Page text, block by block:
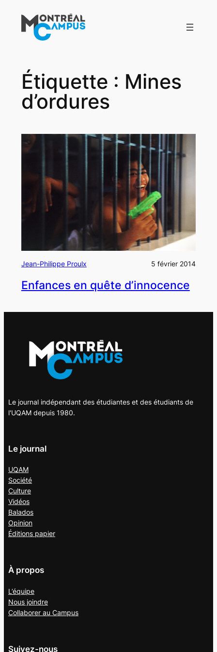
contenu
Étiquette : Mines
d’ordures
Jean-Philippe Proulx 5 février 2014
Enfances en quête d’innocence
Le journal indépendant des étudiantes et des étudiants de
l'UQAM depuis 1980.
Le journal
UQAM
Société
Culture
Vidéos
Balados
Opinion
Éditions papier
À propos
L’équipe
Nous joindre
Collaborer au Campus
Suivez-nous